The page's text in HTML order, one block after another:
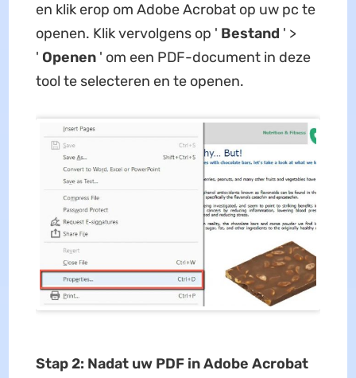
en klik erop om Adobe Acrobat op uw pc te
openen. Klik vervolgens op ' Bestand ' >
' Openen' om een ​​PDF-document in deze
tool te selecteren en te openen.
Stap 2: Nadat uw PDF in Adobe Acrobat